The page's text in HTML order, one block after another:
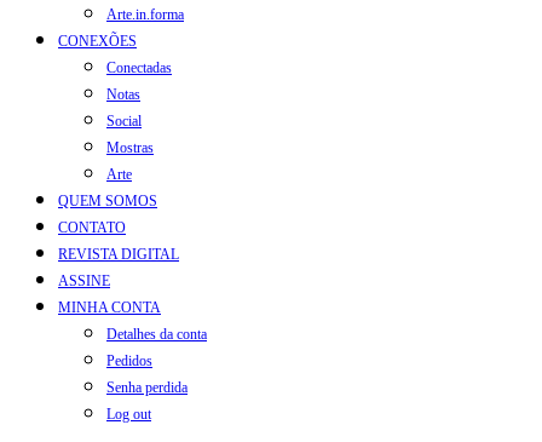
Arte.in.forma
CONEXÕES
Conectadas
Notas
Social
Mostras
Arte
QUEM SOMOS
CONTATO
REVISTA DIGITAL
ASSINE
MINHA CONTA
Detalhes da conta
Pedidos
Senha perdida
Log out